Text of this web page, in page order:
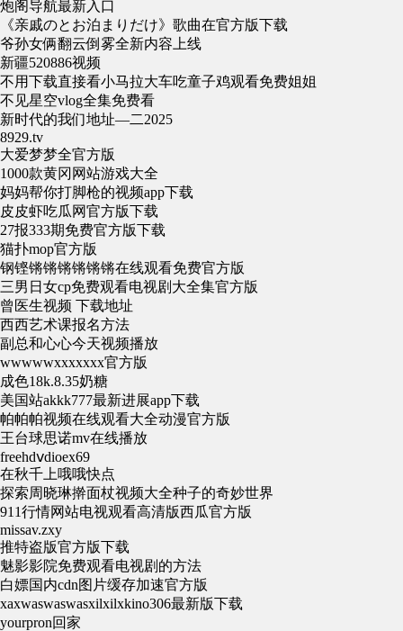
炮阁导航最新入口
《亲戚のとお泊まりだけ》歌曲在官方版下载
爷孙女俩翻云倒雾全新内容上线
新疆520886视频
不用下载直接看小马拉大车吃童子鸡观看免费姐姐
不见星空vlog全集免费看
新时代的我们地址—二2025
8929.tv
大爱梦梦全官方版
1000款黄冈网站游戏大全
妈妈帮你打脚枪的视频app下载
皮皮虾吃瓜网官方版下载
27报333期免费官方版下载
猫扑mop官方版
钢铿锵锵锵锵锵锵在线观看免费官方版
三男日女cp免费观看电视剧大全集官方版
曾医生视频 下载地址
西西艺术课报名方法
副总和心心今天视频播放
wwwwwxxxxxxx官方版
成色18k.8.35奶糖
美国站akkk777最新进展app下载
帕帕帕视频在线观看大全动漫官方版
王台球思诺mv在线播放
freehdⅴdioex69
在秋千上哦哦快点
探索周晓琳擀面杖视频大全种子的奇妙世界
911行情网站电视观看高清版西瓜官方版
missav.zxy
推特盗版官方版下载
魅影影院免费观看电视剧的方法
白嫖国内cdn图片缓存加速官方版
xaxwaswaswasxilxilxkino306最新版下载
yourpron回家